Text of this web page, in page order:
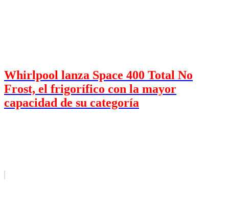
Whirlpool lanza Space 400 Total No
Frost, el frigorífico con la mayor
capacidad de su categoría